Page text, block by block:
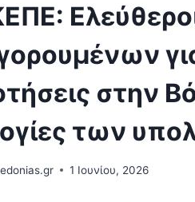
στην
των
1 Ιουνίου, 2026